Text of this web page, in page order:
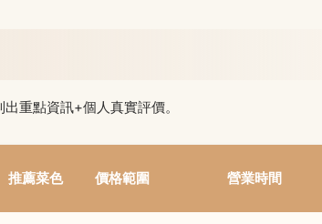
重點資訊+個人真實評價。
推薦菜色 價格範圍 營業時間